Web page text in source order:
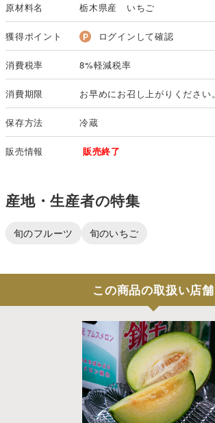
原材料名 栃木県産 いちご
獲得ポイント ログインして確認
消費税率 8%軽減税率
消費期限 お早めにお召し上がりください。
保存方法 冷蔵
販売情報 販売終了
産地・生産者の特集
旬のフルーツ 旬のいちご
この商品の取扱い店舗